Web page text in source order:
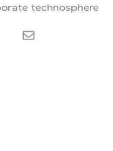
technosphere